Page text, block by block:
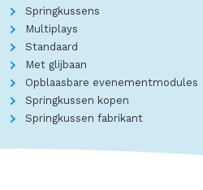
Springkussens
Multiplays
Standaard
Met glijbaan
Opblaasbare evenementmodules
Springkussen kopen
Springkussen fabrikant